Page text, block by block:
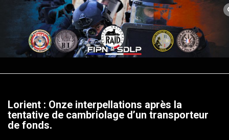
content
Lorient : Onze interpellations après la
tentative de cambriolage d’un transporteur
de fonds.